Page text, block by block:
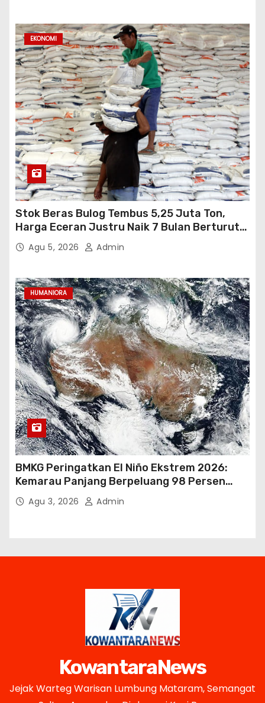
EKONOMI
Stok Beras Bulog Tembus 5,25 Juta Ton,
Harga Eceran Justru Naik 7 Bulan Berturut-
TurutAgu 5, 2026 Admin
HUMANIORA
BMKG Peringatkan El Niño Ekstrem 2026:
Kemarau Panjang Berpeluang 98 Persen
hingga Awal 2027
Agu 3, 2026 Admin
KowantaraNews
Jejak Warteg Warisan Lumbung Mataram, Semangat